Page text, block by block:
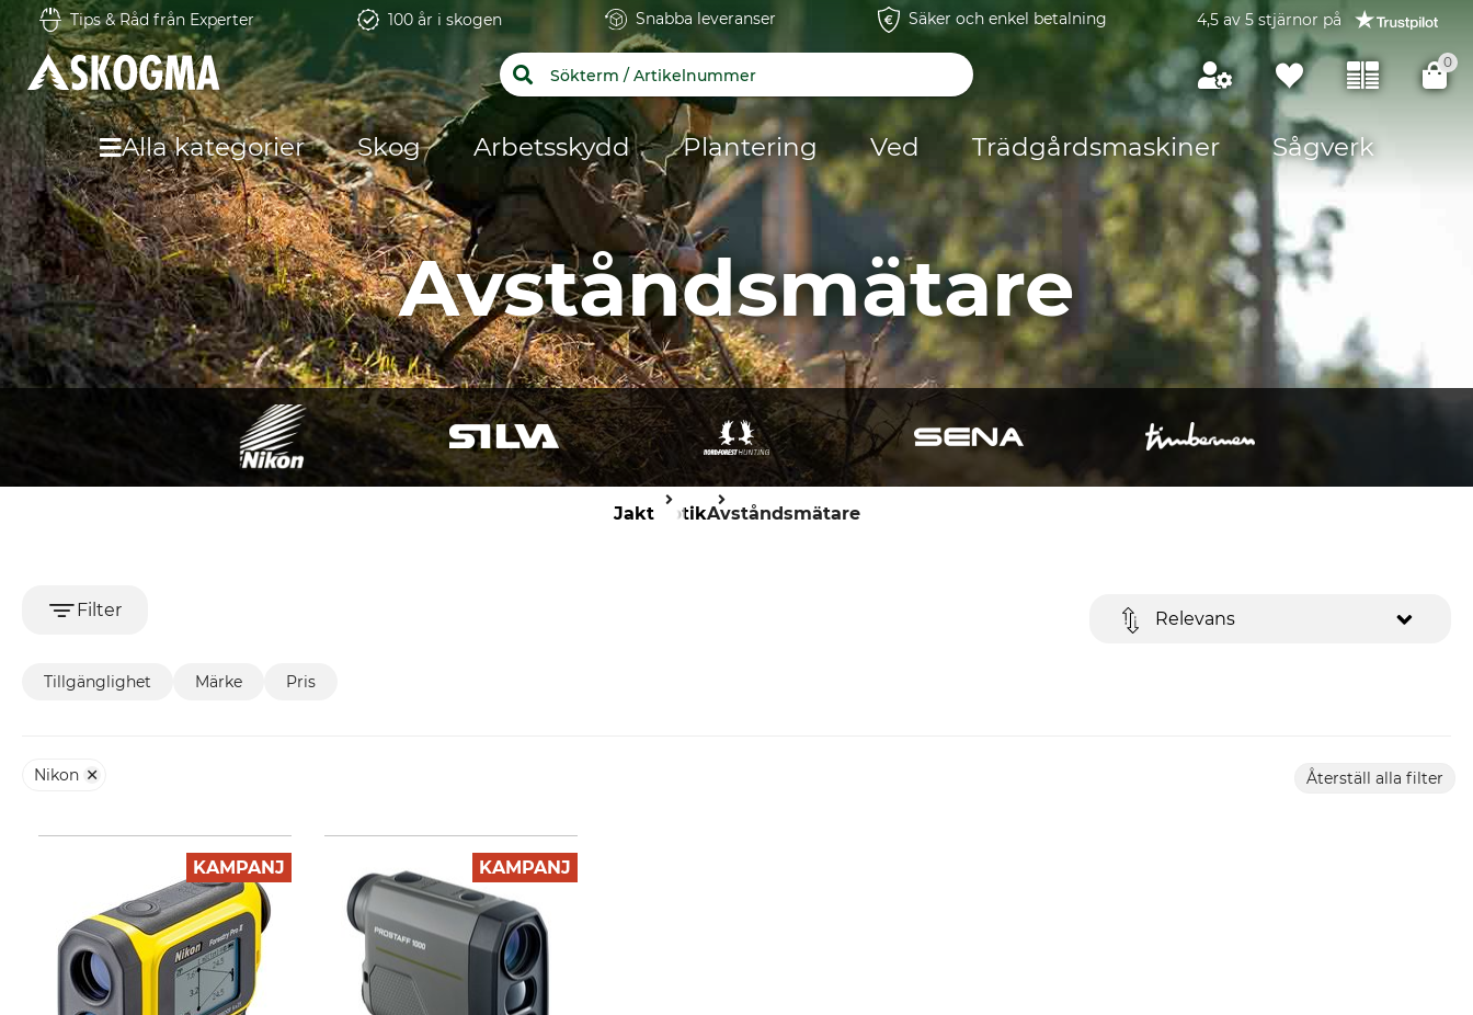
Tips & Råd från Experter 100 år i skogen Snabba leveranser Säker och enkel betalning 4,5 av 5 stjärnor på
0
Alla kategorier Skog Arbetsskydd Plantering Ved Trädgårdsmaskiner Sågverk
Avståndsmätare
JaktOptikAvståndsmätare
Filter Relevans
Tillgänglighet Märke Pris
Nikon Återställ alla filter
KAMPANJ KAMPANJ